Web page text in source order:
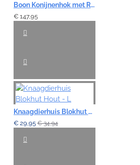
Boon Konijnenhok met Ren 91 cm
€ 147,95
Knaagdierhuis Blokhut Hout - L
€ 29,95 € 34,94